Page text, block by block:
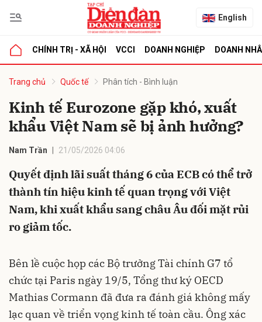
English
CHÍNH TRỊ - XÃ HỘI VCCI DOANH NGHIỆP DOANH
Trang chủ Quốc tế Phân tích - Bình luận
Kinh tế Eurozone gặp khó, xuất
khẩu Việt Nam sẽ bị ảnh hưởng?
Nam Trần 21/05/2026 04:06
Quyết định lãi suất tháng 6 của ECB có thể trở
thành tín hiệu kinh tế quan trọng với Việt
Nam, khi xuất khẩu sang châu Âu đối mặt rủi
ro giảm tốc.
Bên lề cuộc họp các Bộ trưởng Tài chính G7 tổ
chức tại Paris ngày 19/5, Tổng thư ký OECD
Mathias Cormann đã đưa ra đánh giá không mấy
lạc quan về triển vọng kinh tế toàn cầu. Ông xác
luận
Hủy